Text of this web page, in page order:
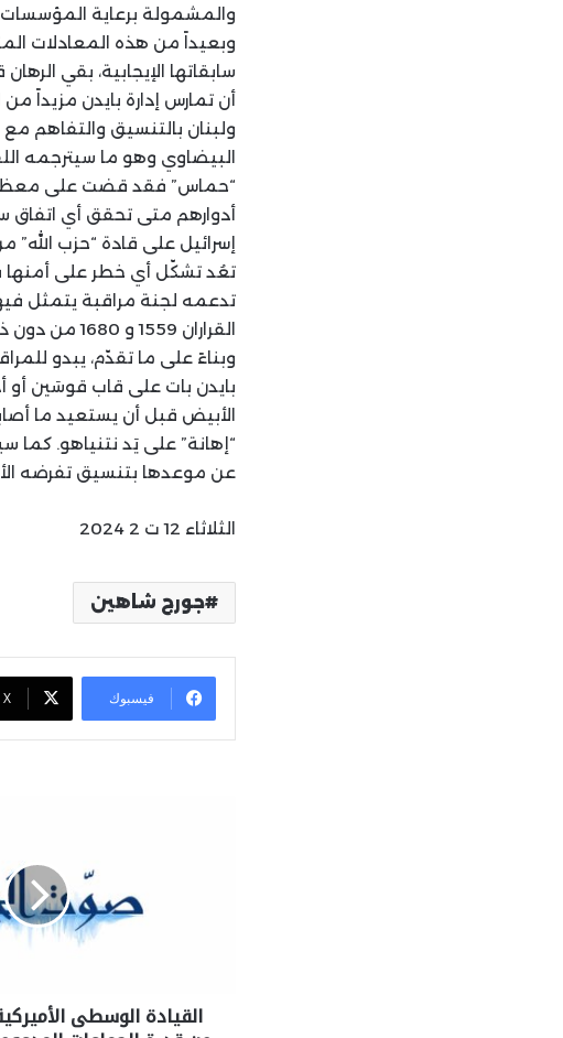
والمشمولة برعاية المؤسسات
وبعيداً من هذه المعادلات
سابقاتها الإيجابية، بقي
أن تمارس إدارة بايدن مزيداً
ولبنان بالتنسيق والتفاهم
البيضاوي وهو ما سيترجمه
“حماس” فقد قضت على معظم
أدوارهم متى تحقق أي
إسرائيل على قادة “حزب
تعُد تشكّل أي خطر على أمنها
القراران 1559 و 1680 من دون ذكرهما. ذلك أنّ القرار 1701 يؤكّد كثيراً ممّا قالا به ويترجمه بدقة.
وبناءً على ما تقدّم، يبدو
بايدن بات على قاب قوسَين أو
الأبيض قبل أن يستعيد ما
“إهانة” على يَد نتنياهو. كما
عن موعدها بتنسيق تفرضه
الثلاثاء 12 ت 2 2024
جورج شاهين
فيسبوك X
القيادة الوسطى